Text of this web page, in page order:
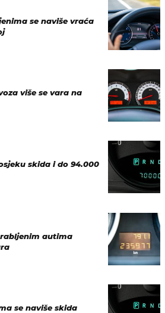
se naviše vraća
više se vara na
skida i do 94.000
autima
se naviše skida